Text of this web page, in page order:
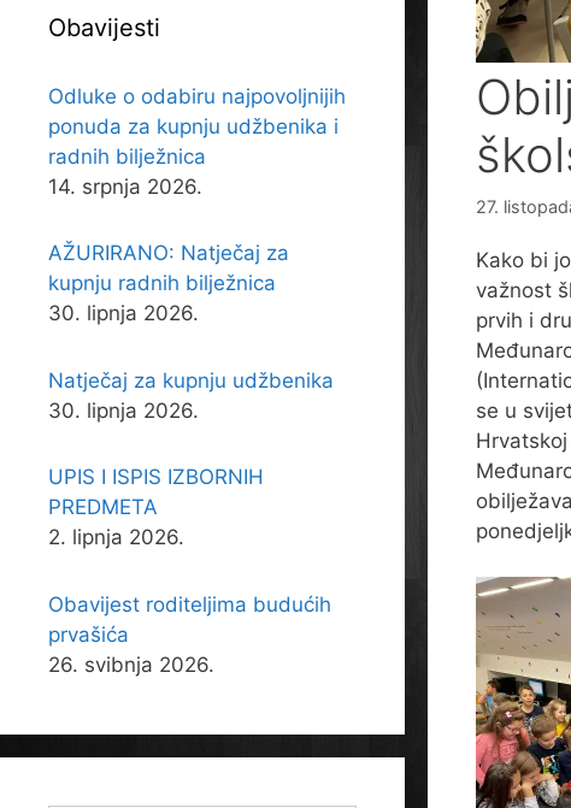
27.
Kako bi
važnost
prvih i
se u
Obavijesti
Odluke o odabiru najpovoljnijih
ponuda za kupnju udžbenika i
radnih bilježnica
14. srpnja 2026.
AŽURIRANO: Natječaj za
kupnju radnih bilježnica
30. lipnja 2026.
Natječaj za kupnju udžbenika
30. lipnja 2026.
UPIS I ISPIS IZBORNIH
PREDMETA
2. lipnja 2026.
Obavijest roditeljima budućih
prvašića
26. svibnja 2026.